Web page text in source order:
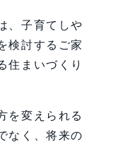
、子育てしや
検討するご家
住まいづくり
を変えられる
なく、将来の